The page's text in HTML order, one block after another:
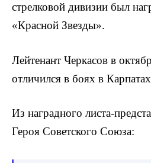
стрелковой дивизии был
«Красной Звезды».
Лейтенант Черкасов в
отличился в боях в
Из наградного листа-
Героя Советского Союза: